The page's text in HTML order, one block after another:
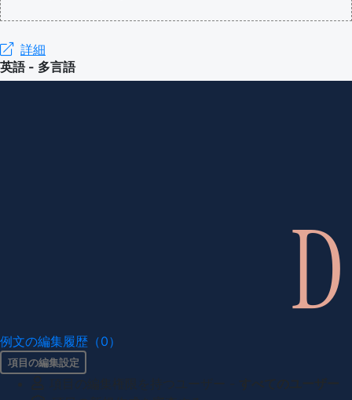
詳細
英語 - 多言語
例文の編集履歴（0）
項目の編集設定